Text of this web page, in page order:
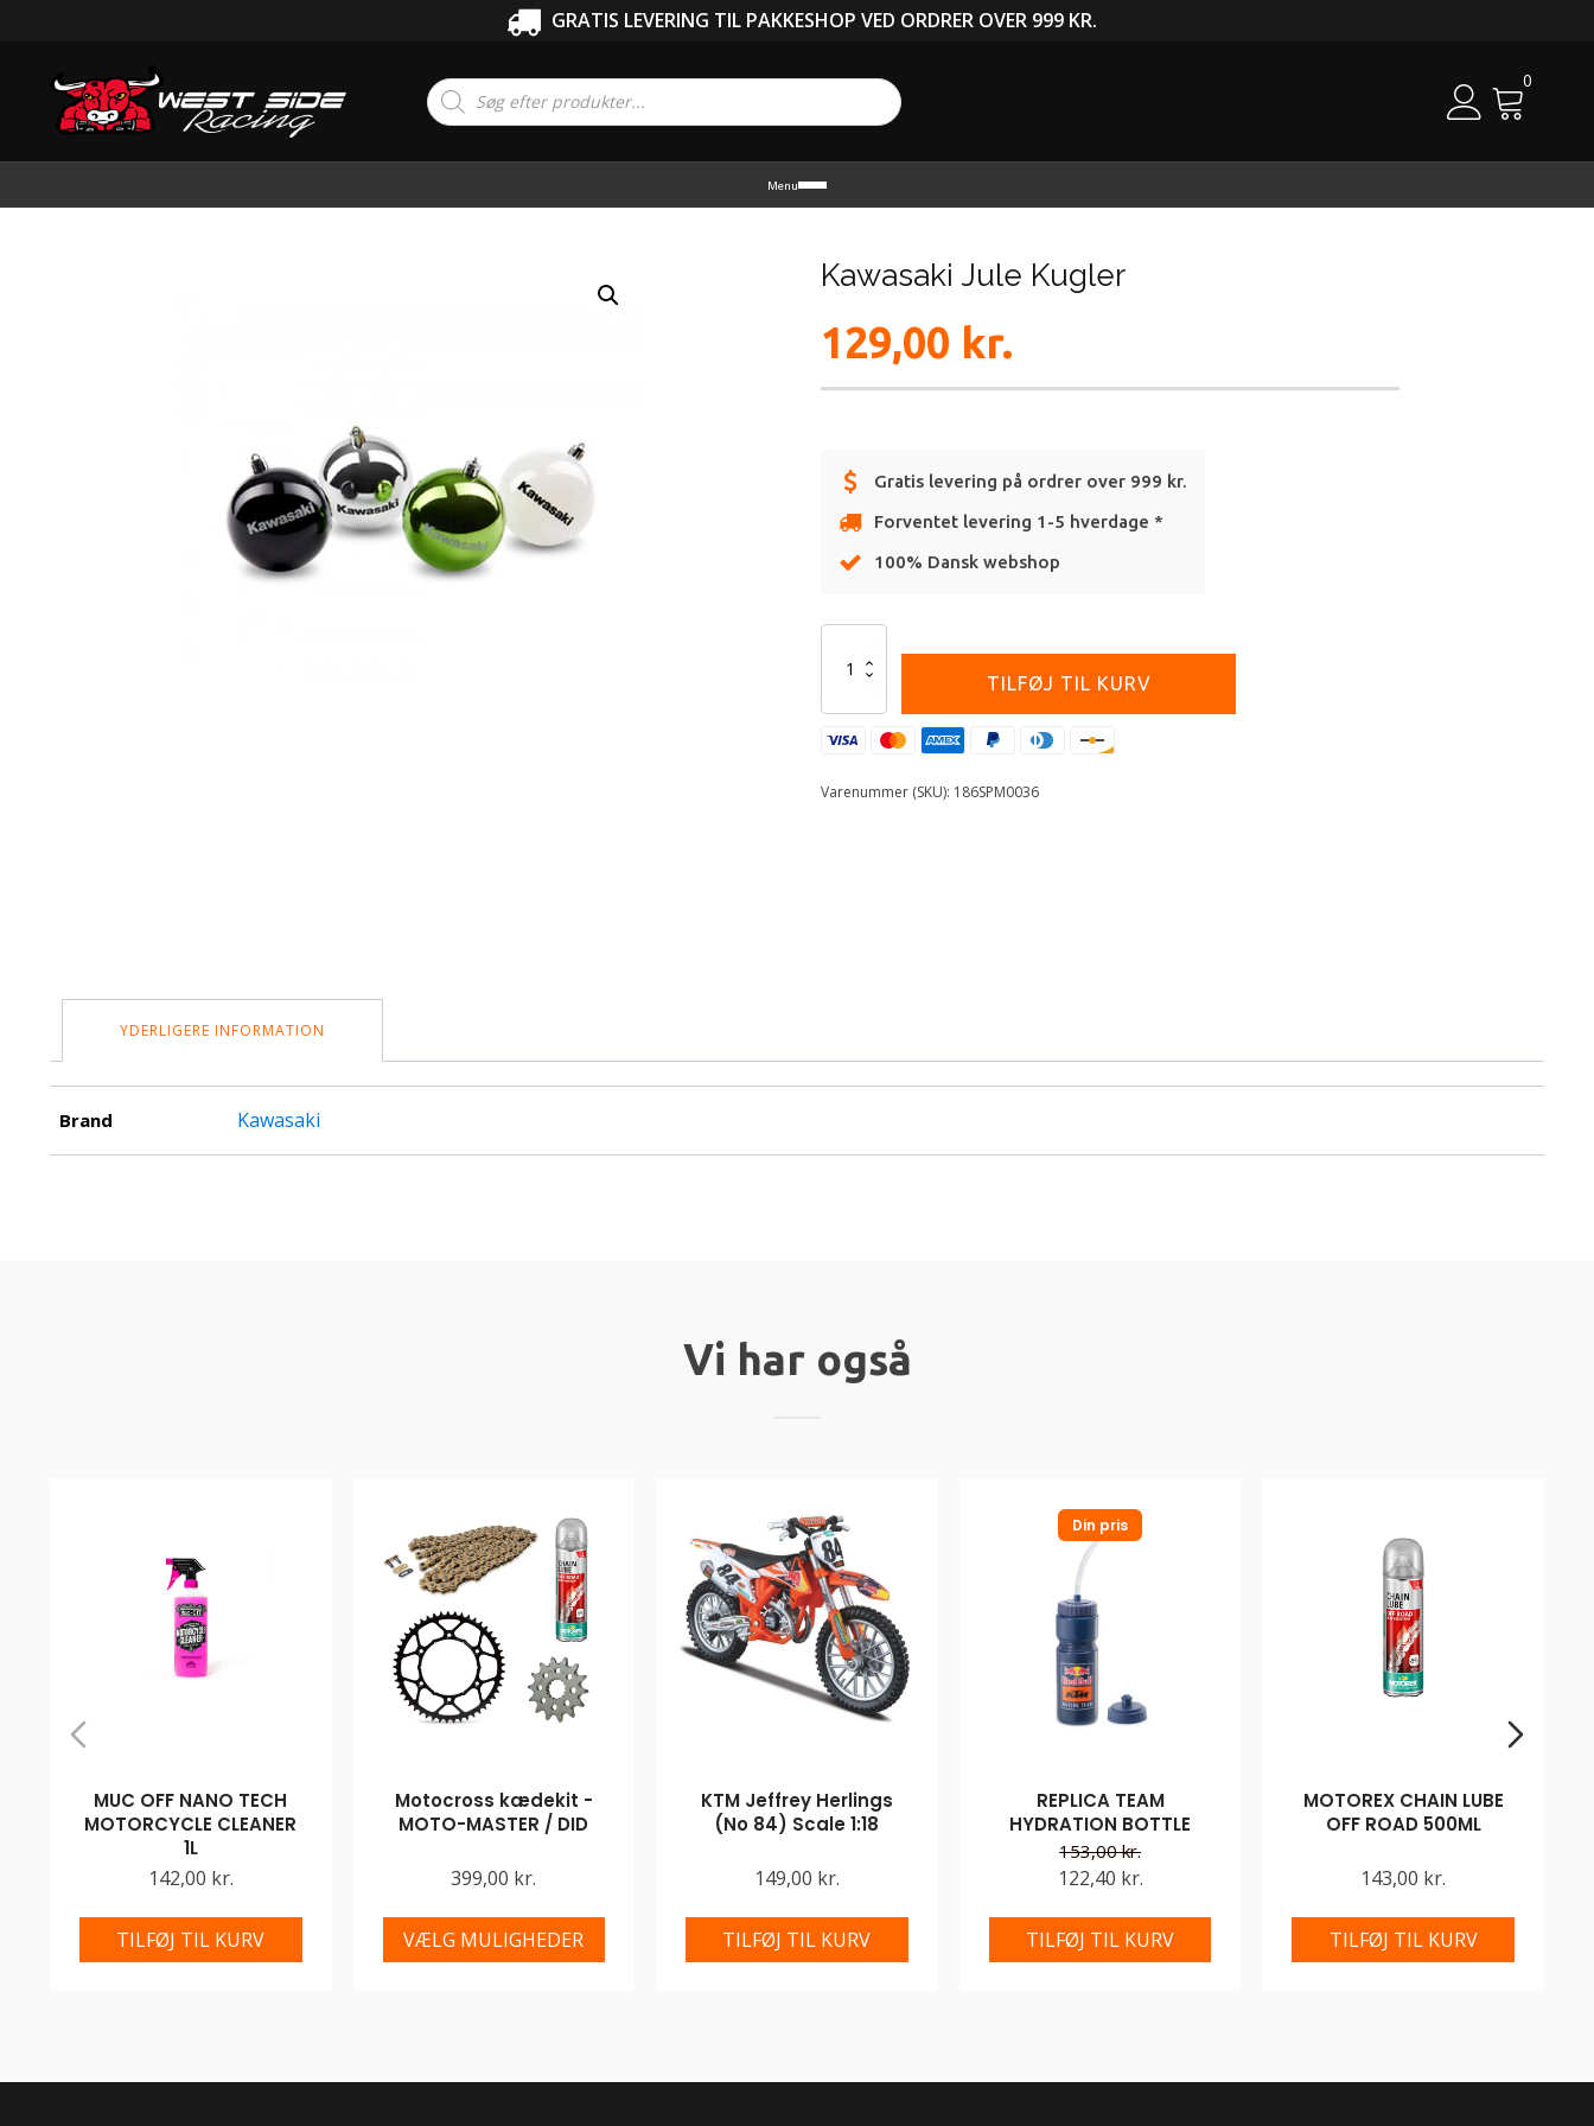
GRATIS LEVERING TIL PAKKESHOP VED ORDRER OVER 999 KR.
Products
search
0
Menu
Kawasaki Jule Kugler
129,00 kr.
Gratis levering på ordrer over 999 kr.
Forventet levering 1-5 hverdage *
100% Dansk webshop
antal
TILFØJ TIL KURV
Varenummer (SKU): 186SPM0036
YDERLIGERE INFORMATION
Brand Kawasaki
Vi har også
MUC OFF NANO TECH
MOTORCYCLE CLEANER
1L
142,00 kr.
TILFØJ TIL KURV
Motocross kædekit -
MOTO-MASTER / DID
399,00 kr.
VÆLG MULIGHEDER
KTM Jeffrey Herlings
(No 84) Scale 1:18
149,00 kr.
TILFØJ TIL KURV
Din pris
REPLICA TEAM
HYDRATION BOTTLE
153,00 kr.
122,40 kr.
TILFØJ TIL KURV
MOTOREX CHAIN LUBE
OFF ROAD 500ML
143,00 kr.
TILFØJ TIL KURV